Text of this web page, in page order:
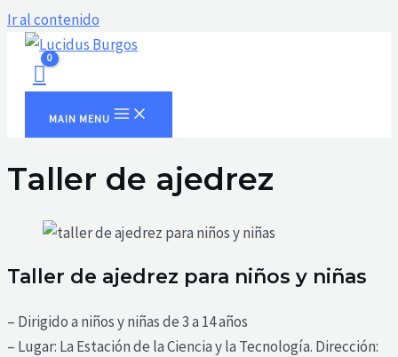
Ir al contenido
MAIN MENU
Taller de ajedrez
Taller de ajedrez para niños y niñas
– Dirigido a niños y niñas de 3 a 14 años
– Lugar: La Estación de la Ciencia y la Tecnología. Dirección: